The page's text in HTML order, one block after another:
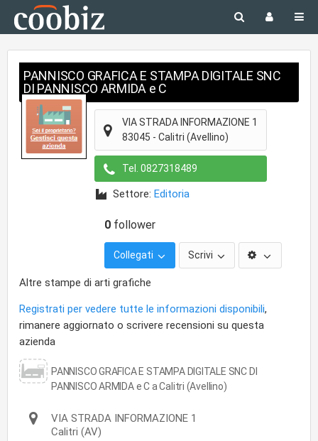
PANNISCO GRAFICA E STAMPA DIGITALE SNC
DI PANNISCO ARMIDA e C
VIA STRADA INFORMAZIONE 1
83045 - Calitri (Avellino)
Tel. 0827318489
Settore: Editoria
0 follower
Collegati Scrivi
Altre stampe di arti grafiche
Registrati per vedere tutte le informazioni disponibili,
rimanere aggiornato o scrivere recensioni su questa
azienda
PANNISCO GRAFICA E STAMPA DIGITALE SNC DI
PANNISCO ARMIDA e C a Calitri (Avellino)
VIA STRADA INFORMAZIONE 1
Calitri (AV)